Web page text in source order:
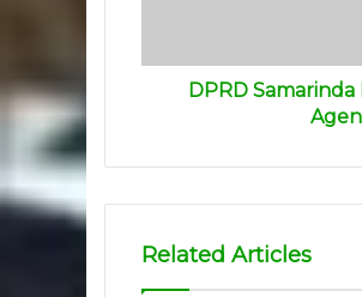
DPRD
Related Articles